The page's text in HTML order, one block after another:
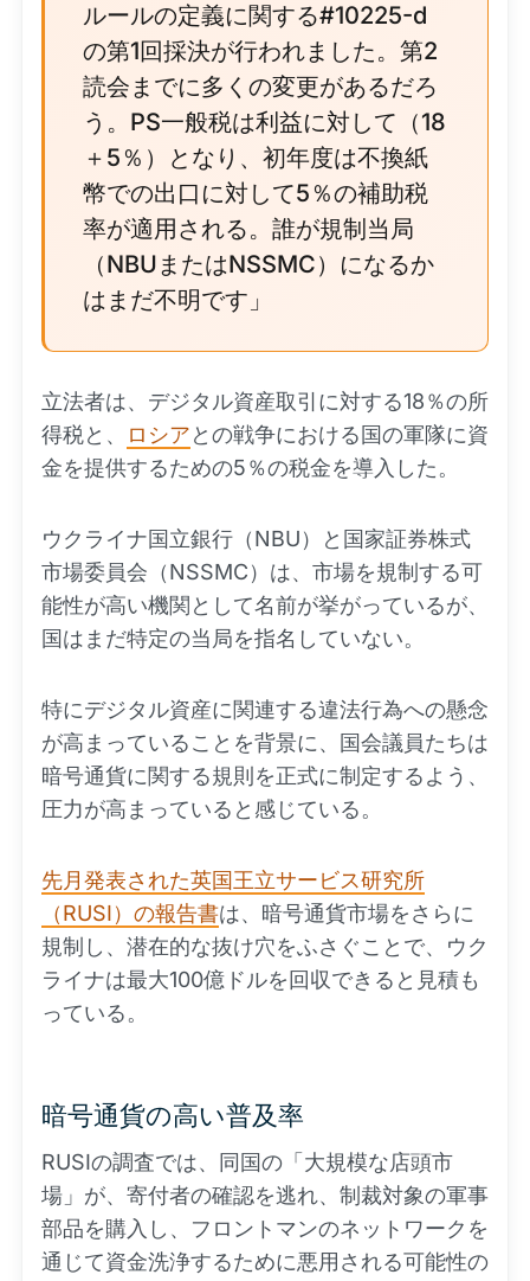
ルールの定義に関する#10225-d
の第1回採決が行われました。第2
読会までに多くの変更があるだろ
う。PS一般税は利益に対して（18
＋5％）となり、初年度は不換紙
幣での出口に対して5％の補助税
率が適用される。誰が規制当局
（NBUまたはNSSMC）になるか
はまだ不明です」
立法者は、デジタル資産取引に対する18％の所
得税と、
ロシアとの戦争における国の軍隊に資
金を提供するための5％の税金を導入した。
ウクライナ国立銀行（NBU）と国家証券株式
市場委員会（NSSMC）は、市場を規制する可
能性が高い機関として名前が挙がっているが、
国はまだ特定の当局を指名していない。
特にデジタル資産に関連する違法行為への懸念
が高まっていることを背景に、国会議員たちは
暗号通貨に関する規則を正式に制定するよう、
圧力が高まっていると感じている。
先月発表された英国王立サービス研究所
（RUSI）の報告書は、暗号通貨市場をさらに
規制し、潜在的な抜け穴をふさぐことで、ウク
ライナは最大100億ドルを回収できると見積も
っている。
暗号通貨の高い普及率
RUSIの調査では、同国の「大規模な店頭市
場」が、寄付者の確認を逃れ、制裁対象の軍事
部品を購入し、フロントマンのネットワークを
通じて資金洗浄するために悪用される可能性の